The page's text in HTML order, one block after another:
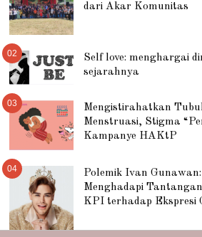
dari Akar Komunitas
02
Self love: menghargai
sejarahnya
03
Mengistirahatkan
Menstruasi, Stigma
Kampanye HAKtP
04
Polemik Ivan
Menghadapi
KPI terhadap Ekspresi